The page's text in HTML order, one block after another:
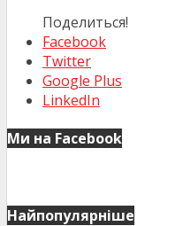
Поделиться!
Facebook
Twitter
Google Plus
LinkedIn
Ми на Facebook
Найпопулярніше